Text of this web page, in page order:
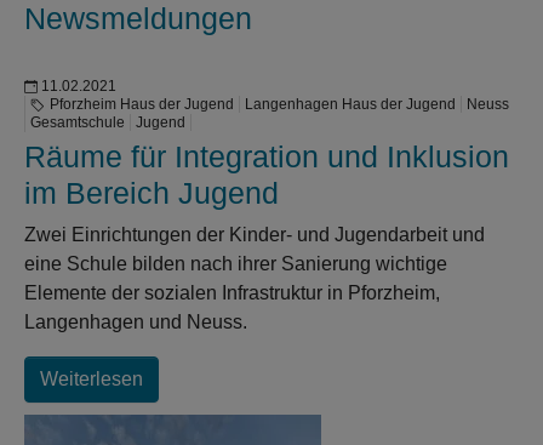
Newsmeldungen
11.02.2021
Pforzheim Haus der Jugend
Langenhagen Haus der Jugend
Neuss
Gesamtschule
Jugend
Räume für Integration und Inklusion
im Bereich Jugend
Zwei Einrichtungen der Kinder- und Jugendarbeit und
eine Schule bilden nach ihrer Sanierung wichtige
Elemente der sozialen Infrastruktur in Pforzheim,
Langenhagen und Neuss.
Weiterlesen